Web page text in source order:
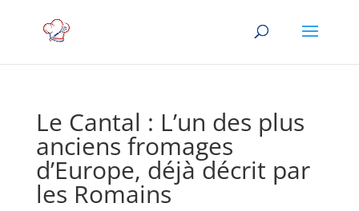
Le Cantal : L’un des plus
anciens fromages
d’Europe, déjà décrit par
les Romains